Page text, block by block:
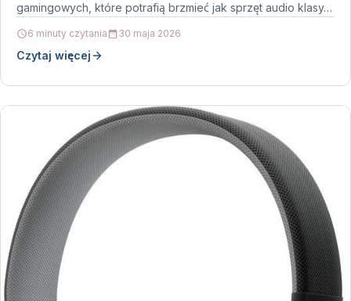
gamingowych, które potrafią brzmieć jak sprzęt audio klasy…
6 minuty czytania 30 maja 2026
Czytaj więcej